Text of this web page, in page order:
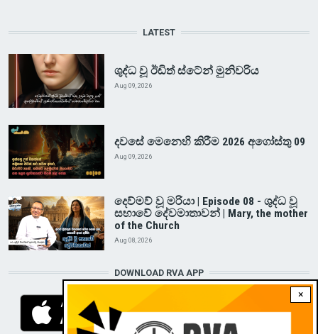
×
LATEST
ශුද්ධ වූ ඊඩිත් ස්ටේන් මුනිවරිය
Aug 09, 2026
දවසේ මෙනෙහි කිරීම 2026 අගෝස්තු 09
Aug 09, 2026
දෙව්මව් වූ මරියා | Episode 08 - ශුද්ධ වූ
සභාවේ දේවමාතාවන් | Mary, the mother
of the Church
Aug 08, 2026
DOWNLOAD RVA APP